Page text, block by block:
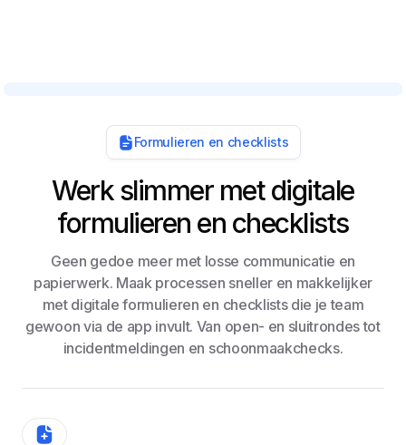
Formulieren en checklists
Werk slimmer met digitale
formulieren en checklists
Geen gedoe meer met losse communicatie en
papierwerk. Maak processen sneller en makkelijker
met digitale formulieren en checklists die je team
gewoon via de app invult. Van open- en sluitrondes tot
incidentmeldingen en schoonmaakchecks.